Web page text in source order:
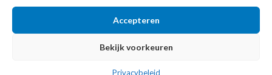
Accepteren
Bekijk voorkeuren
Privacybeleid
Bartscher
2026 ALLE RECHTEN VOORBEHOUDEN | REALISATIE: